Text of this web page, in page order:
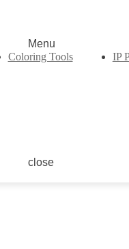
Menu
Coloring Tools IP
close